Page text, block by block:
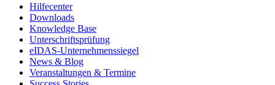
Hilfecenter
Downloads
Knowledge Base
Unterschriftsprüfung
eIDAS-Unternehmenssiegel
News & Blog
Veranstaltungen & Termine